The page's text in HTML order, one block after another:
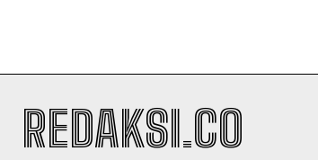
REDAKSI.CO